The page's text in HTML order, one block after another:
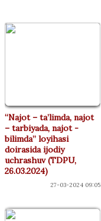
“Najot – ta’limda, najot
– tarbiyada, najot -
bilimda” loyihasi
doirasida ijodiy
uchrashuv (TDPU,
26.03.2024)
27-03-2024 09:05